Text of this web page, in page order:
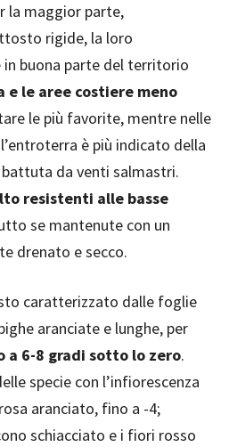
la maggior parte,
rigide, la loro
in buona parte del territorio
e le aree costiere meno
le più favorite, mentre nelle
è più indicato della
da venti salmastri.
resistenti alle basse
se mantenute con un
drenato e secco.
caratterizzato dalle foglie
aranciate e lunghe, per
a 6-8 gradi sotto lo zero.
specie con l’infiorescenza
aranciato, fino a -4;
schiacciato e i fiori rosso